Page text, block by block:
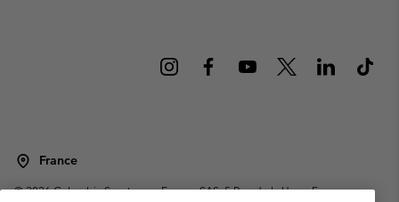
France
©2026Columbia Sportswear Europe SAS. 5 Rue de la Haye, Espace